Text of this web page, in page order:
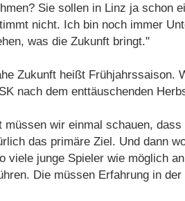
Sie sollen in Linz ja schon
nicht. Ich bin noch immer
was die Zukunft bringt."
Zukunft heißt Frühjahrssaison.
nach dem enttäuschenden
müssen wir einmal schauen,
das primäre Ziel. Und dann
viele junge Spieler wie möglich
Die müssen Erfahrung in